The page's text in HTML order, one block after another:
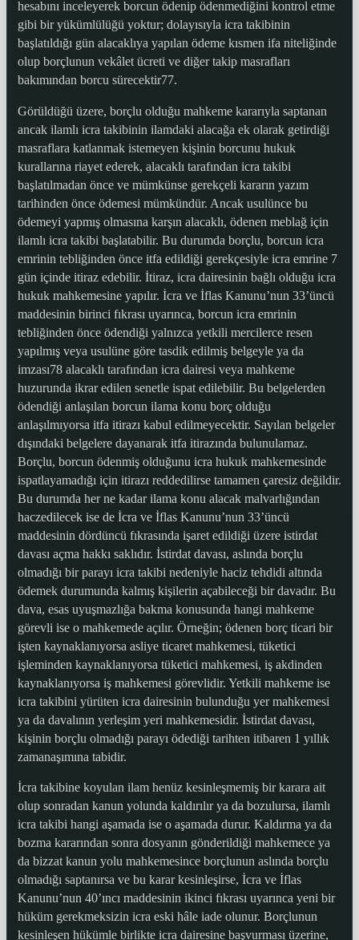
hesabını inceleyerek borcun ödenip ödenmediğini kontrol etme
gibi bir yükümlülüğü yoktur; dolayısıyla icra takibinin
başlatıldığı gün alacaklıya yapılan ödeme kısmen ifa niteliğinde
olup borçlunun vekâlet ücreti ve diğer takip masrafları
bakımından borcu sürecektir77.
Görüldüğü üzere, borçlu olduğu mahkeme kararıyla saptanan
ancak ilamlı icra takibinin ilamdaki alacağa ek olarak getirdiği
masraflara katlanmak istemeyen kişinin borcunu hukuk
kurallarına riayet ederek, alacaklı tarafından icra takibi
başlatılmadan önce ve mümkünse gerekçeli kararın yazım
tarihinden önce ödemesi mümkündür. Ancak usulünce bu
ödemeyi yapmış olmasına karşın alacaklı, ödenen meblağ için
ilamlı icra takibi başlatabilir. Bu durumda borçlu, borcun icra
emrinin tebliğinden önce itfa edildiği gerekçesiyle icra emrine 7
gün içinde itiraz edebilir. İtiraz, icra dairesinin bağlı olduğu icra
hukuk mahkemesine yapılır. İcra ve İflas Kanunu’nun 33’üncü
maddesinin birinci fıkrası uyarınca, borcun icra emrinin
tebliğinden önce ödendiği yalnızca yetkili mercilerce resen
yapılmış veya usulüne göre tasdik edilmiş belgeyle ya da
imzası78 alacaklı tarafından icra dairesi veya mahkeme
huzurunda ikrar edilen senetle ispat edilebilir. Bu belgelerden
ödendiği anlaşılan borcun ilama konu borç olduğu
anlaşılmıyorsa itfa itirazı kabul edilmeyecektir. Sayılan belgeler
dışındaki belgelere dayanarak itfa itirazında bulunulamaz.
Borçlu, borcun ödenmiş olduğunu icra hukuk mahkemesinde
ispatlayamadığı için itirazı reddedilirse tamamen çaresiz değildir.
Bu durumda her ne kadar ilama konu alacak malvarlığından
haczedilecek ise de İcra ve İflas Kanunu’nun 33’üncü
maddesinin dördüncü fıkrasında işaret edildiği üzere istirdat
davası açma hakkı saklıdır. İstirdat davası, aslında borçlu
olmadığı bir parayı icra takibi nedeniyle haciz tehdidi altında
ödemek durumunda kalmış kişilerin açabileceği bir davadır. Bu
dava, esas uyuşmazlığa bakma konusunda hangi mahkeme
görevli ise o mahkemede açılır. Örneğin; ödenen borç ticari bir
işten kaynaklanıyorsa asliye ticaret mahkemesi, tüketici
işleminden kaynaklanıyorsa tüketici mahkemesi, iş akdinden
kaynaklanıyorsa iş mahkemesi görevlidir. Yetkili mahkeme ise
icra takibini yürüten icra dairesinin bulunduğu yer mahkemesi
ya da davalının yerleşim yeri mahkemesidir. İstirdat davası,
kişinin borçlu olmadığı parayı ödediği tarihten itibaren 1 yıllık
zamanaşımına tabidir.
İcra takibine koyulan ilam henüz kesinleşmemiş bir karara ait
olup sonradan kanun yolunda kaldırılır ya da bozulursa, ilamlı
icra takibi hangi aşamada ise o aşamada durur. Kaldırma ya da
bozma kararından sonra dosyanın gönderildiği mahkemece ya
da bizzat kanun yolu mahkemesince borçlunun aslında borçlu
olmadığı saptanırsa ve bu karar kesinleşirse, İcra ve İflas
Kanunu’nun 40’ıncı maddesinin ikinci fıkrası uyarınca yeni bir
hüküm gerekmeksizin icra eski hâle iade olunur. Borçlunun
kesinleşen hükümle birlikte icra dairesine başvurması üzerine,